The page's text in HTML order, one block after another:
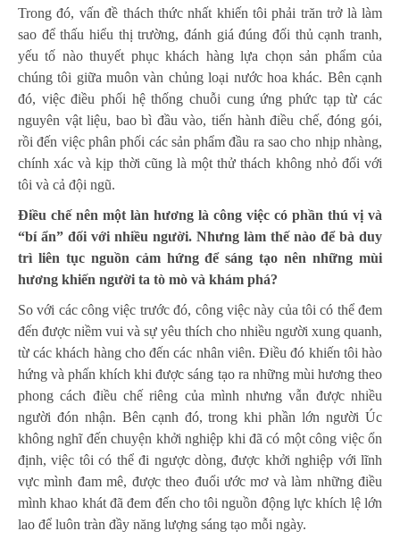
Trong đó, vấn đề thách thức nhất khiến tôi phải trăn trở là làm
sao để thấu hiểu thị trường, đánh giá đúng đối thủ cạnh tranh,
yếu tố nào thuyết phục khách hàng lựa chọn sản phẩm của
chúng tôi giữa muôn vàn chủng loại nước hoa khác. Bên cạnh
đó, việc điều phối hệ thống chuỗi cung ứng phức tạp từ các
nguyên vật liệu, bao bì đầu vào, tiến hành điều chế, đóng gói,
rồi đến việc phân phối các sản phẩm đầu ra sao cho nhịp nhàng,
chính xác và kịp thời cũng là một thử thách không nhỏ đối với
tôi và cả đội ngũ.
Điều chế nên một làn hương là công việc có phần thú vị và
“bí ẩn” đối với nhiều người. Nhưng làm thế nào để bà duy
trì liên tục nguồn cảm hứng để sáng tạo nên những mùi
hương khiến người ta tò mò và khám phá?
So với các công việc trước đó, công việc này của tôi có thể đem
đến được niềm vui và sự yêu thích cho nhiều người xung quanh,
từ các khách hàng cho đến các nhân viên. Điều đó khiến tôi hào
hứng và phấn khích khi được sáng tạo ra những mùi hương theo
phong cách điều chế riêng của mình nhưng vẫn được nhiều
người đón nhận. Bên cạnh đó, trong khi phần lớn người Úc
không nghĩ đến chuyện khởi nghiệp khi đã có một công việc ổn
định, việc tôi có thể đi ngược dòng, được khởi nghiệp với lĩnh
vực mình đam mê, được theo đuổi ước mơ và làm những điều
mình khao khát đã đem đến cho tôi nguồn động lực khích lệ lớn
lao để luôn tràn đầy năng lượng sáng tạo mỗi ngày.